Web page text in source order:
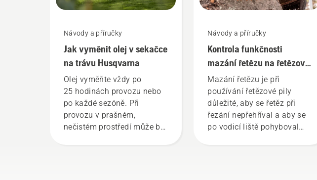
Návody a příručky
Jak vyměnit olej v sekačce
na trávu Husqvarna
Olej vyměňte vždy po
25 hodinách provozu nebo
po každé sezóně. Při
provozu v prašném,
nečistém prostředí může být
Návody a příručky
Kontrola funkčnosti
mazání řetězu na řetězové
pile
Mazání řetězu je při
používání řetězové pily
důležité, aby se řetěz při
řezání nepřehříval a aby se
po vodicí liště pohyboval